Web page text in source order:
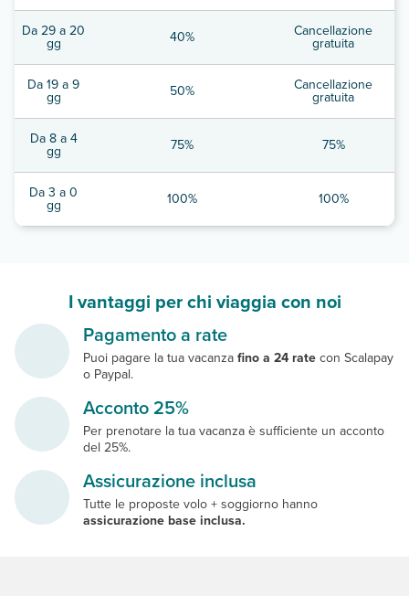
Da 29 a 20
gg 40% Cancellazione
gratuita
Da 19 a 9
gg 50% Cancellazione
gratuita
Da 8 a 4
gg 75% 75%
Da 3 a 0
gg 100% 100%
I vantaggi per chi viaggia con noi
Pagamento a rate
Puoi pagare la tua vacanzafino a 24 ratecon Scalapay
o Paypal.
Acconto 25%
Per prenotare la tua vacanza è sufficiente un acconto
del 25%.
Assicurazione inclusa
Tutte le proposte volo + soggiorno hanno
assicurazione base inclusa.